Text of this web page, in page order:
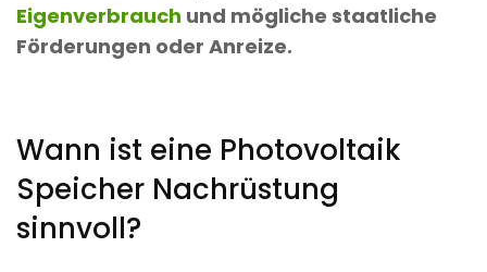
Eigenverbrauch und mögliche staatliche
Förderungen oder Anreize.
Wann ist eine Photovoltaik
Speicher Nachrüstung
sinnvoll?